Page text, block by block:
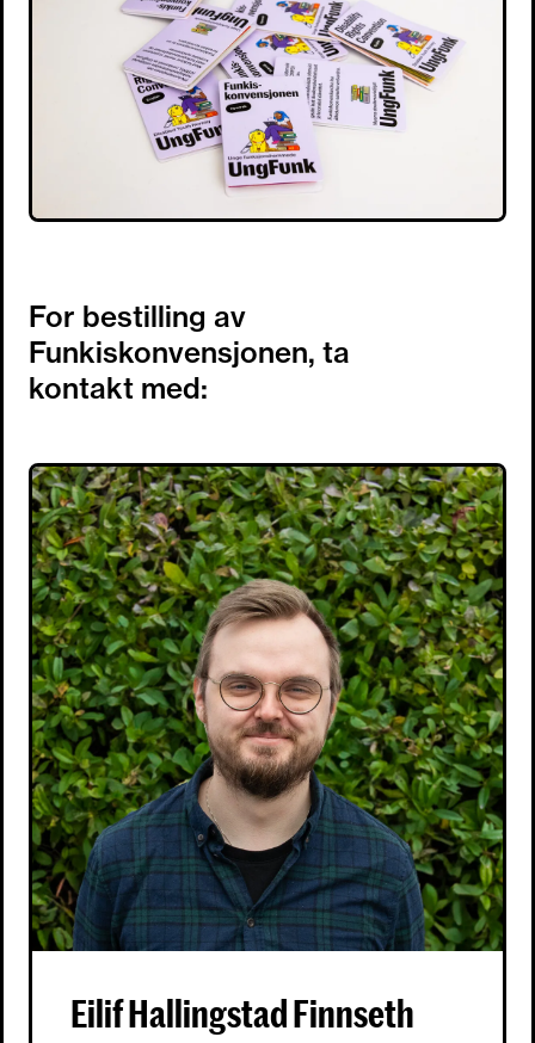
For bestilling av
Funkiskonvensjonen, ta
kontakt med:
Eilif Hallingstad Finnseth